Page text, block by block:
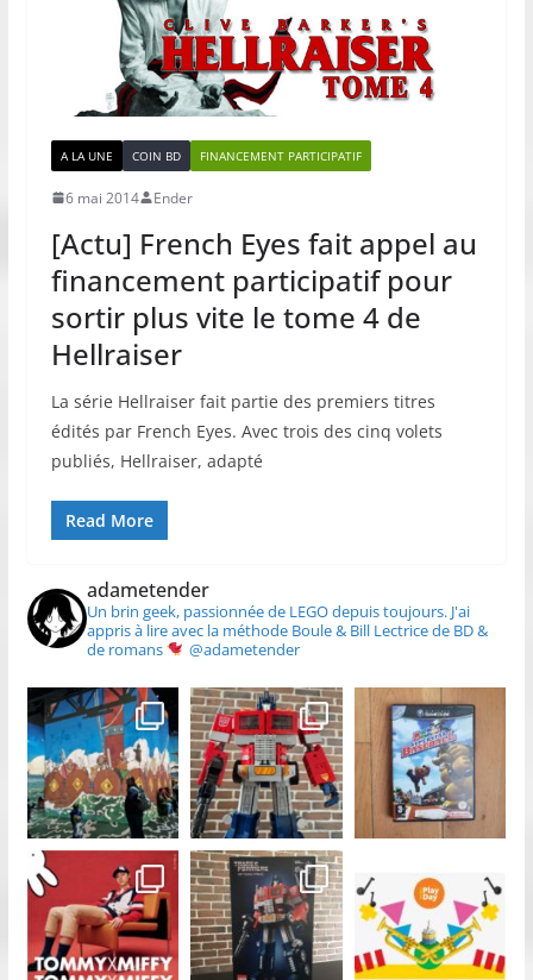
A LA UNE COIN BD FINANCEMENT PARTICIPATIF
6 mai 2014 Ender
[Actu] French Eyes fait appel au
financement participatif pour
sortir plus vite le tome 4 de
Hellraiser
La série Hellraiser fait partie des premiers titres
édités par French Eyes. Avec trois des cinq volets
publiés, Hellraiser, adapté
Read More
adametender
Un brin geek, passionnée de LEGO depuis toujours.J'ai
appris à lire avec la méthode Boule & Bill Lectrice de BD &
de romans
@adametender